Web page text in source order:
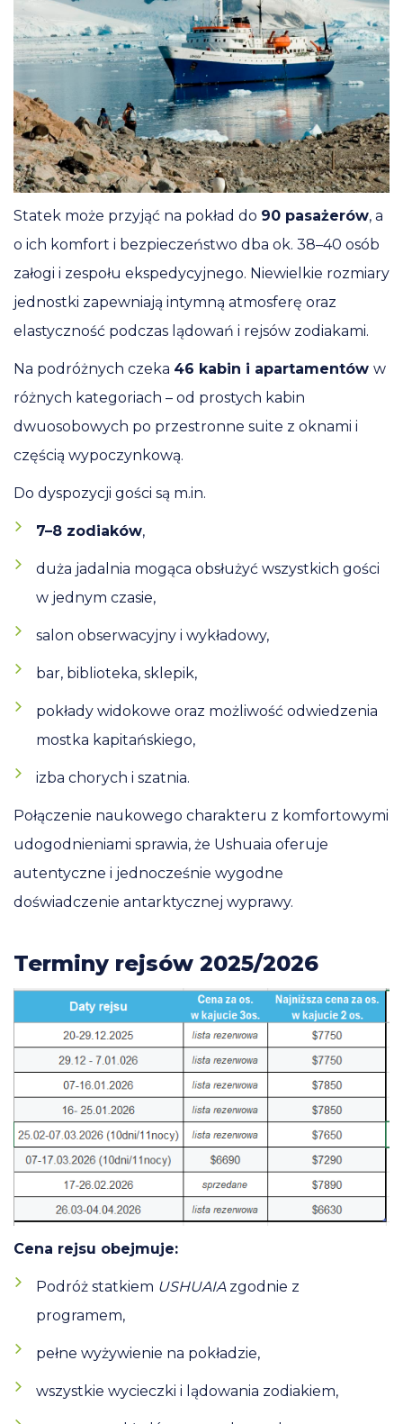
Statek może przyjąć na pokład do 90 pasażerów, a
o ich komfort i bezpieczeństwo dba ok. 38–40 osób
załogi i zespołu ekspedycyjnego. Niewielkie rozmiary
jednostki zapewniają intymną atmosferę oraz
elastyczność podczas lądowań i rejsów zodiakami.
Na podróżnych czeka 46 kabin i apartamentów w
różnych kategoriach – od prostych kabin
dwuosobowych po przestronne suite z oknami i
częścią wypoczynkową.
Do dyspozycji gości są m.in.
7–8 zodiaków,
duża jadalnia mogąca obsłużyć wszystkich gości
w jednym czasie,
salon obserwacyjny i wykładowy,
bar, biblioteka, sklepik,
pokłady widokowe oraz możliwość odwiedzenia
mostka kapitańskiego,
izba chorych i szatnia.
Połączenie naukowego charakteru z komfortowymi
udogodnieniami sprawia, że Ushuaia oferuje
autentyczne i jednocześnie wygodne
doświadczenie antarktycznej wyprawy.
Terminy rejsów 2025/2026
Cena rejsu obejmuje:
Podróż statkiem USHUAIAzgodnie z
programem,
pełne wyżywienie na pokładzie,
wszystkie wycieczki i lądowania zodiakiem,